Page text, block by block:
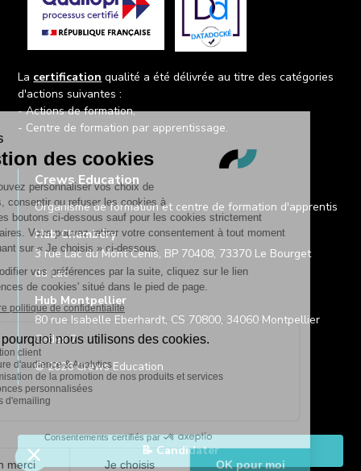
📝 Candidater
La certification qualité a été délivrée au titre des catégories
d'actions suivantes :
- Actions de formation,
- Centre de formation par apprentissage.
Crews Education
Organisme de formation et centre de formation d'apprentis
Hub Chambéry
3 rue Lac du Mont Cenis, BP 70408, 73370 Le Bourget
du Lac
Hub Montpellier
80 rue Isabelle Eberhardt, CS 70800, 34060 Montpellier
Cedex 2
© 2026 Crews Education